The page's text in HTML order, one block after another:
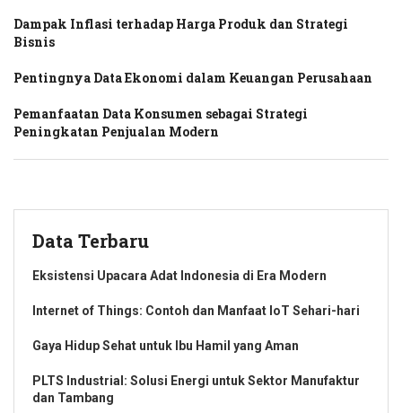
Dampak Inflasi terhadap Harga Produk dan Strategi
Bisnis
Pentingnya Data Ekonomi dalam Keuangan Perusahaan
Pemanfaatan Data Konsumen sebagai Strategi
Peningkatan Penjualan Modern
Data Terbaru
Eksistensi Upacara Adat Indonesia di Era Modern
Internet of Things: Contoh dan Manfaat IoT Sehari-hari
Gaya Hidup Sehat untuk Ibu Hamil yang Aman
PLTS Industrial: Solusi Energi untuk Sektor Manufaktur
dan Tambang